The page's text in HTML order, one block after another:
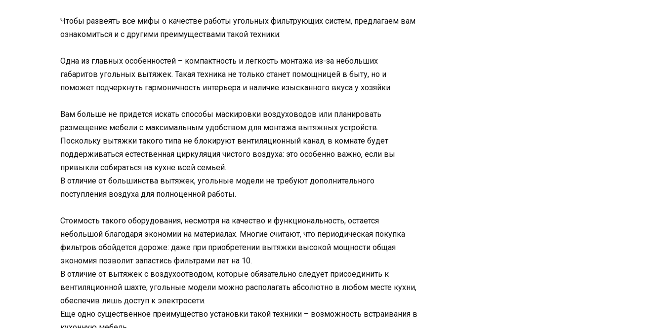
Чтобы развеять все мифы о качестве работы угольных фильтрующих систем, предлагаем вам
ознакомиться и с другими преимуществами такой техники:
Одна из главных особенностей – компактность и легкость монтажа из-за небольших
габаритов угольных вытяжек. Такая техника не только станет помощницей в быту, но и
поможет подчеркнуть гармоничность интерьера и наличие изысканного вкуса у хозяйки
Вам больше не придется искать способы маскировки воздуховодов или планировать
размещение мебели с максимальным удобством для монтажа вытяжных устройств.
Поскольку вытяжки такого типа не блокируют вентиляционный канал, в комнате будет
поддерживаться естественная циркуляция чистого воздуха: это особенно важно, если вы
привыкли собираться на кухне всей семьей.
В отличие от большинства вытяжек, угольные модели не требуют дополнительного
поступления воздуха для полноценной работы.
Стоимость такого оборудования, несмотря на качество и функциональность, остается
небольшой благодаря экономии на материалах. Многие считают, что периодическая покупка
фильтров обойдется дороже: даже при приобретении вытяжки высокой мощности общая
экономия позволит запастись фильтрами лет на 10.
В отличие от вытяжек с воздухоотводом, которые обязательно следует присоединить к
вентиляционной шахте, угольные модели можно располагать абсолютно в любом месте кухни,
обеспечив лишь доступ к электросети.
Еще одно существенное преимущество установки такой техники – возможность встраивания в